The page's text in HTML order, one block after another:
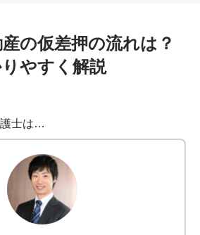
産の仮差押の流れは？
やすく解説
護士は…